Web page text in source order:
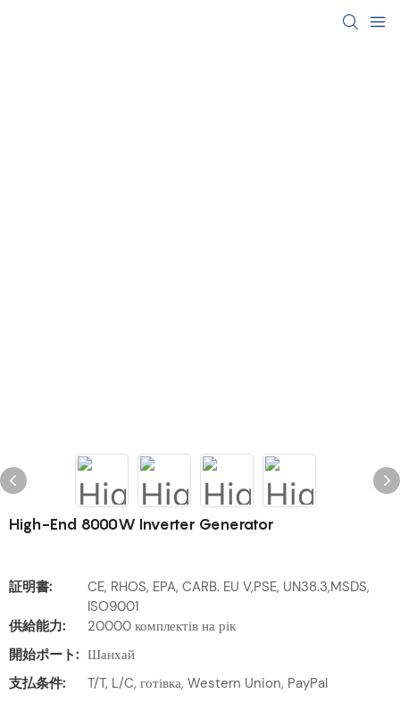
High-End 8000W Inverter Generator
証明書:
CE, RHOS, EPA, CARB. EU V,PSE, UN38.3,MSDS,
ISO9001
供給能力:
20000 комплектів на рік
開始ポート: Шанхай
支払条件:
T/T, L/C, готівка, Western Union, PayPal